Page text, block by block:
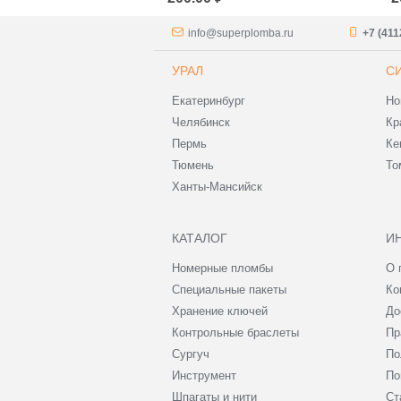
info@superplomba.ru +7
УРАЛ
Екатеринбург
Челябинск
Пермь
Тюмень
Ханты-Мансийск
КАТАЛОГ
Номерные пломбы
Специальные пакеты
Хранение ключей
Контрольные браслеты
Сургуч
Инструмент
Шпагаты и нити
О